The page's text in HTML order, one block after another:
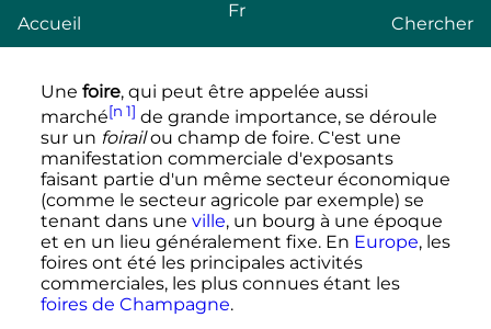
Accueil
Fr
Chercher
Une foire, qui peut être appelée aussi
marché[n 1] de grande importance, se déroule
sur un foirailou champ de foire. C'est une
manifestation commerciale d'exposants
faisant partie d'un même secteur économique
(comme le secteur agricole par exemple) se
tenant dans une ville, un bourg à une époque
et en un lieu généralement fixe. En Europe, les
foires ont été les principales activités
commerciales, les plus connues étant les
foires de Champagne.